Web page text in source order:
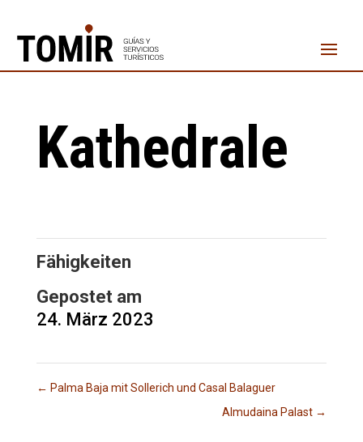
Kathedrale
Fähigkeiten
Gepostet am
24. März 2023
← Palma Baja mit Sollerich und Casal Balaguer
Almudaina Palast →